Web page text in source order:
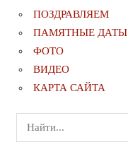
ПОЗДРАВЛЯЕМ
ПАМЯТНЫЕ ДАТЫ
ФОТО
ВИДЕО
КАРТА САЙТА
Поиск
для: